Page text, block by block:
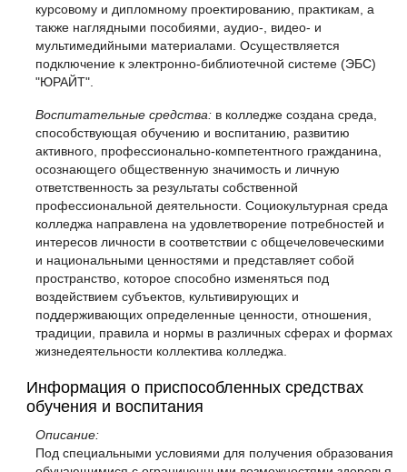
курсовому и дипломному проектированию, практикам, а
также наглядными пособиями, аудио-, видео- и
мультимедийными материалами. Осуществляется
подключение к электронно-библиотечной системе (ЭБС)
"ЮРАЙТ".
Воспитательные средства: в колледже создана среда,
способствующая обучению и воспитанию, развитию
активного, профессионально-компетентного гражданина,
осознающего общественную значимость и личную
ответственность за результаты собственной
профессиональной деятельности. Социокультурная среда
колледжа направлена на удовлетворение потребностей и
интересов личности в соответствии с общечеловеческими
и национальными ценностями и представляет собой
пространство, которое способно изменяться под
воздействием субъектов, культивирующих и
поддерживающих определенные ценности, отношения,
традиции, правила и нормы в различных сферах и формах
жизнедеятельности коллектива колледжа.
Информация о приспособленных средствах
обучения и воспитания
Описание:
Под специальными условиями для получения образования